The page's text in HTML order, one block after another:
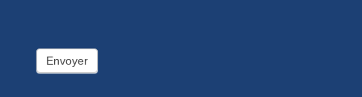
Envoyer